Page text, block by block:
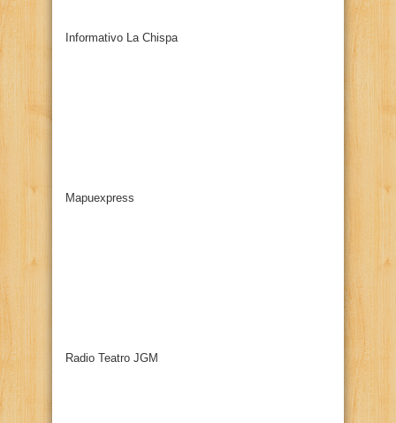
Informativo La Chispa
Mapuexpress
Radio Teatro JGM